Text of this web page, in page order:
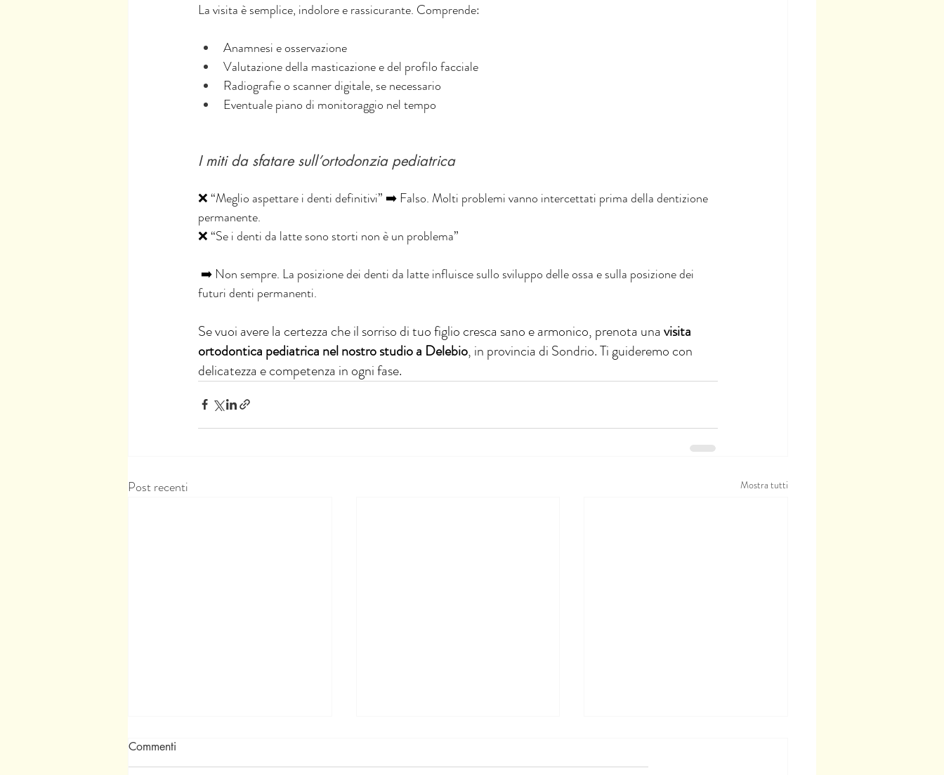
La visita è semplice, indolore e rassicurante. Comprende:
Anamnesi e osservazione
Valutazione della masticazione e del profilo facciale
Radiografie o scanner digitale, se necessario
Eventuale piano di monitoraggio nel tempo
I miti da sfatare sull’ortodonzia pediatrica
❌ “Meglio aspettare i denti definitivi” ➡️ Falso. Molti problemi vanno intercettati prima della dentizione
permanente.
❌ “Se i denti da latte sono storti non è un problema”
➡️ Non sempre. La posizione dei denti da latte influisce sullo sviluppo delle ossa e sulla posizione dei
futuri denti permanenti.
Se vuoi avere la certezza che il sorriso di tuo figlio cresca sano e armonico, prenota una visita
ortodontica pediatrica nel nostro studio a Delebio, in provincia di Sondrio. Ti guideremo con
delicatezza e competenza in ogni fase.
Post recenti Mostra tutti
Commenti